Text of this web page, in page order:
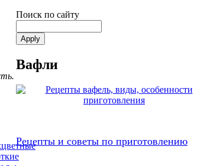
Поиск по сайту
Вафли
Рецепты и советы по приготовлению